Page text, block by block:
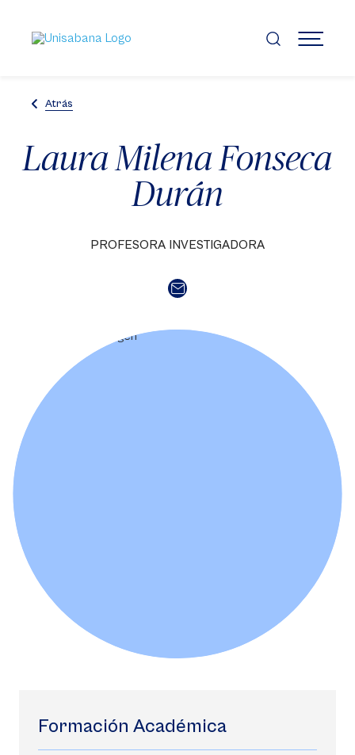
contenido
principal
MENÚ
Atrás
Laura Milena Fonseca
Durán
PROFESORA INVESTIGADORA
Formación Académica